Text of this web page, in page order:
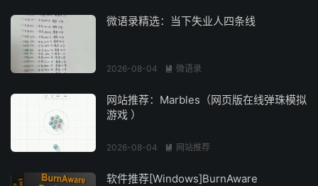
微语录精选：当下失业人四条线
2026-08-04  微语录
网站推荐：Marbles（网页版在线弹珠模拟
游戏 ）
2026-08-04  网站推荐
软件推荐[Windows]BurnAware